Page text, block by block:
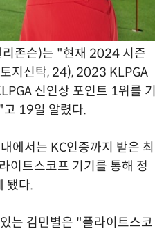
리존슨)는 "현재 2024 시즌
지신탁, 24), 2023 KLPGA
신인상 포인트 1위를 기
19일 알렸다.
에서는 KC인증까지 받은 최
이트스코프 기기를 통해 정
됐다.
는 김민별은 "플라이트스코